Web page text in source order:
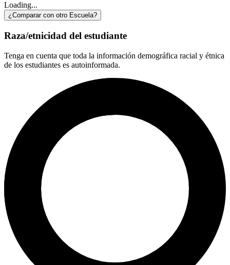
Loading...
¿Comparar con otro Escuela?
Raza/etnicidad del estudiante
Tenga en cuenta que toda la información demográfica racial y étnica
de los estudiantes es autoinformada.